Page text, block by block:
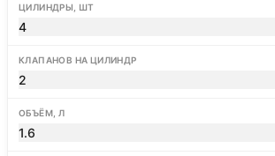
ЦИЛИНДРЫ, ШТ
4
КЛАПАНОВ НА ЦИЛИНДР
2
ОБЪЁМ, Л
1.6